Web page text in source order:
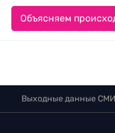
Объясняем
Выходные данные СМИ